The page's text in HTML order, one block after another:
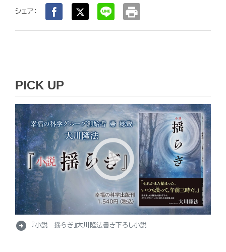
シェア： print
PICK UP
arrow_circle_right 『小説 揺らぎ』大川隆法書き下ろし小説